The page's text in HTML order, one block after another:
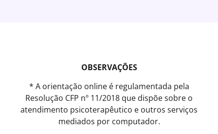
OBSERVAÇÕES
* A orientação online é regulamentada pela
Resolução CFP nº 11/2018 que dispõe sobre o
atendimento psicoterapêutico e outros serviços
mediados por computador.